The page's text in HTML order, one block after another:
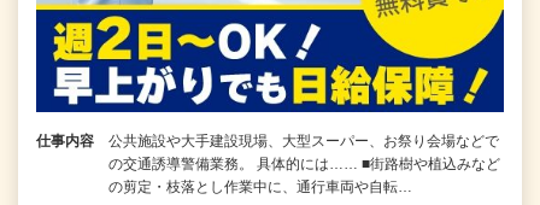
仕事内容
公共施設や大手建設現場、大型スーパー、お祭り会場などで
の交通誘導警備業務。 具体的には…… ■街路樹や植込みなど
の剪定・枝落とし作業中に、通行車両や自転…